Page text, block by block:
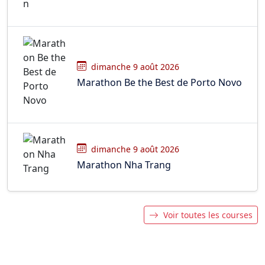
dimanche 9 août 2026
Marathon Be the Best de Porto Novo
dimanche 9 août 2026
Marathon Nha Trang
Voir toutes les courses